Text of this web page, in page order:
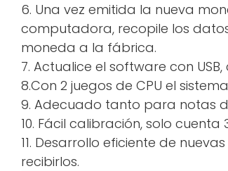
6. Una vez emitida la nueva
computadora, recopile los
moneda a la fábrica.
7. Actualice el software con
8.Con 2 juegos de CPU el
9. Adecuado tanto para notas
10. Fácil calibración, solo
11. Desarrollo eficiente de
recibirlos.